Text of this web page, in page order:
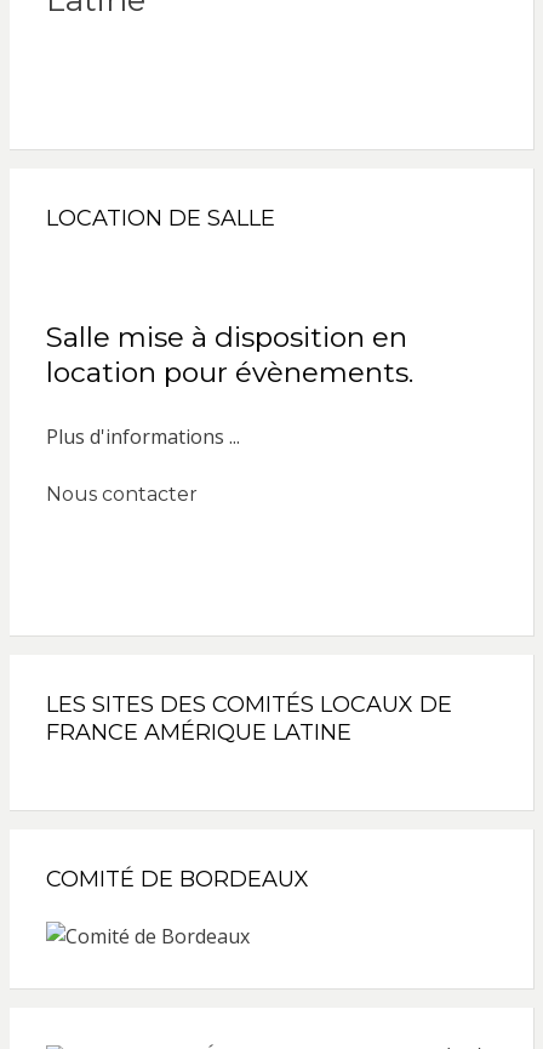
LOCATION DE SALLE
Salle mise à disposition en
location pour évènements.
Plus d'informations ...
Nous contacter
LES SITES DES COMITÉS LOCAUX DE
FRANCE AMÉRIQUE LATINE
COMITÉ DE BORDEAUX